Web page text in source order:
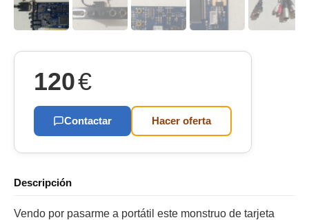
120€
Contactar Hacer oferta
Descripción
Vendo por pasarme a portátil este monstruo de tarjeta